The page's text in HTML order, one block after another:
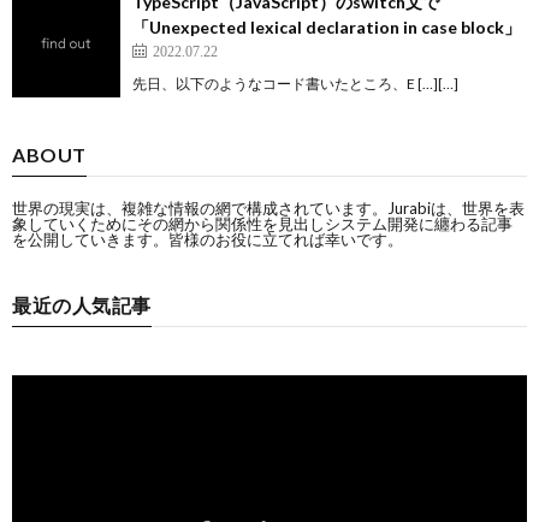
「Unexpected lexical declaration in case block」
2022.07.22
先日、以下のようなコード書いたところ、E […][…]
ABOUT
世界の現実は、複雑な情報の網で構成されています。Jurabiは、世界を表
象していくためにその網から関係性を見出しシステム開発に纏わる記事
を公開していきます。皆様のお役に立てれば幸いです。
最近の人気記事